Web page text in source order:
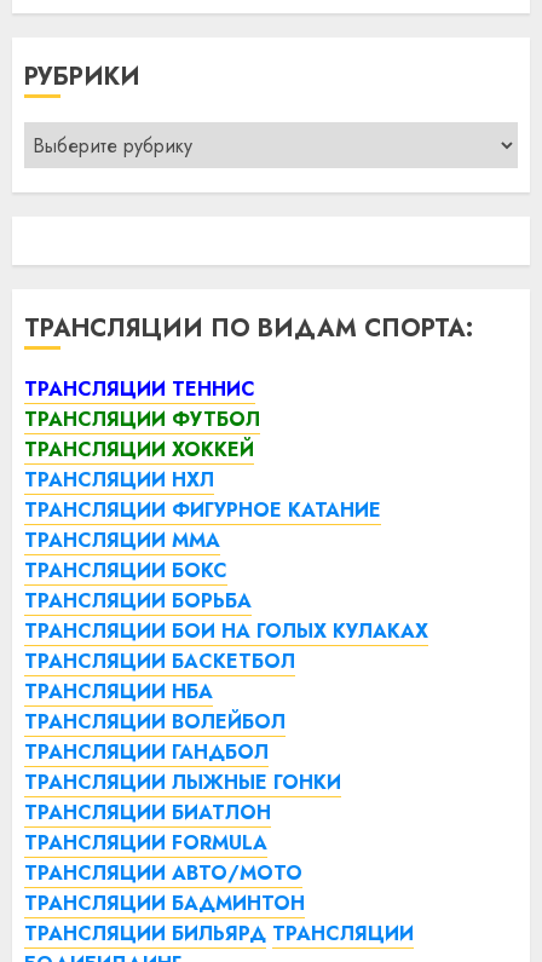
РУБРИКИ
Рубрики
ТРАНСЛЯЦИИ ПО ВИДАМ СПОРТА:
ТРАНСЛЯЦИИ ТЕННИС
ТРАНСЛЯЦИИ ФУТБОЛ
ТРАНСЛЯЦИИ ХОККЕЙ
ТРАНСЛЯЦИИ НХЛ
ТРАНСЛЯЦИИ ФИГУРНОЕ КАТАНИЕ
ТРАНСЛЯЦИИ ММА
ТРАНСЛЯЦИИ БОКС
ТРАНСЛЯЦИИ БОРЬБА
ТРАНСЛЯЦИИ БОИ НА ГОЛЫХ КУЛАКАХ
ТРАНСЛЯЦИИ БАСКЕТБОЛ
ТРАНСЛЯЦИИ НБА
ТРАНСЛЯЦИИ ВОЛЕЙБОЛ
ТРАНСЛЯЦИИ ГАНДБОЛ
ТРАНСЛЯЦИИ ЛЫЖНЫЕ ГОНКИ
ТРАНСЛЯЦИИ БИАТЛОН
ТРАНСЛЯЦИИ FORMULA
ТРАНСЛЯЦИИ АВТО/МОТО
ТРАНСЛЯЦИИ БАДМИНТОН
ТРАНСЛЯЦИИ БИЛЬЯРД ТРАНСЛЯЦИИ